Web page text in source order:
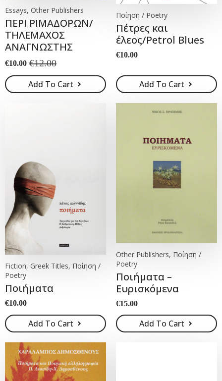
Essays, Other Publishers
ΠΕΡΙ ΡΙΜΑΔΟΡΩΝ/
ΤΗΛΕΜΑΧΟΣ
ΑΝΑΓΝΩΣΤΗΣ
€12.00
Original
price
was:
€12.00.
€10.00
Current
price
is:
€10.00.
Add To Cart
Ποίηση / Poetry
Πέτρες και
έλεος/Petrol Blues
€10.00
Add To Cart
Fiction, Greek Titles, Ποίηση /
Poetry
Ποιήματα
€10.00
Add To Cart
Other Publishers, Ποίηση /
Poetry
Ποιήματα –
Ευρισκόμενα
€15.00
Add To Cart